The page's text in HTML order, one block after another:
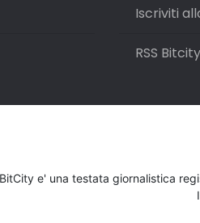
Iscriviti
RSS Bitcity
BitCity e' una testata giornalistica